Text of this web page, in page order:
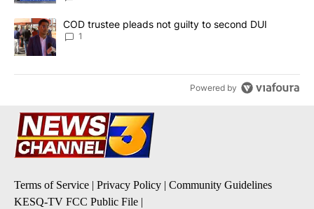
A trending article titled "COD trustee pleads not guilty to second
COD trustee pleads not guilty to second DUI
1
Powered by
Terms of Service | Privacy Policy | Community Guidelines
KESQ-TV FCC Public File |